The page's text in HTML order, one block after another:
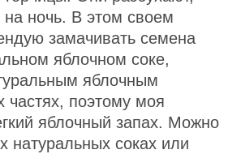
на ночь. В этом своем
замачивать семена
яблочном соке,
яблочным
частях, поэтому моя
яблочный запах. Можно
натуральных соках или